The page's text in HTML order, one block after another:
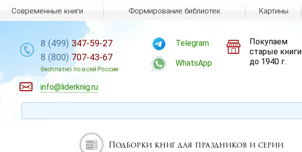
Подборки книг для праздников и серии
Современные книги Формирование библиотек Картины
8 (499) 347-59-27
8 (800) 707-43-67
бесплатно по всей России
info@liderknig.ru
Telegram
WhatsApp
Покупаем
старые книги
до 1940 г.